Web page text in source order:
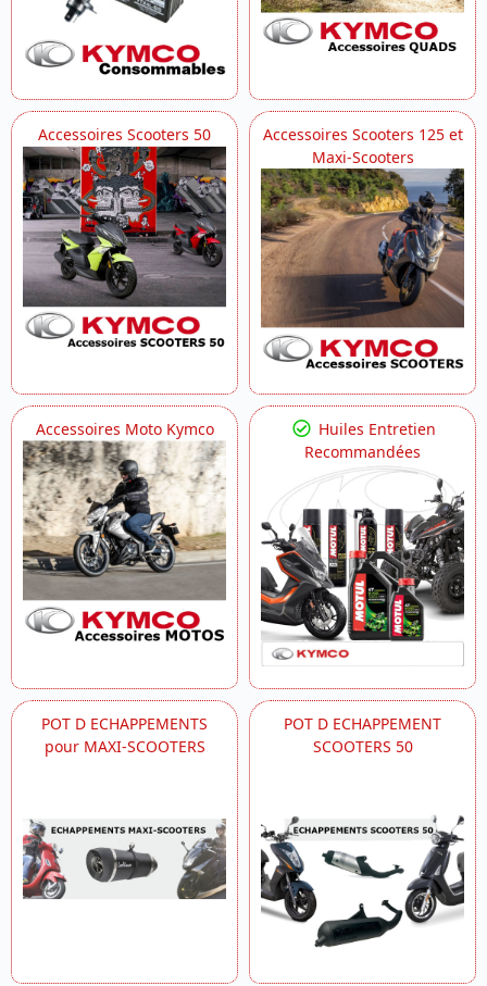
Accessoires Scooters 50
Accessoires Scooters 125 et
Maxi-Scooters
Accessoires Moto Kymco
Huiles Entretien
Recommandées
POT D ECHAPPEMENTS
pour MAXI-SCOOTERS
POT D ECHAPPEMENT
SCOOTERS 50